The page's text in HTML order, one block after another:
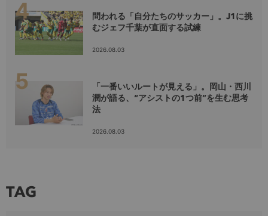
問われる「自分たちのサッカー」。J1に挑
むジェフ千葉が直面する試練
2026.08.03
「一番いいルートが見える」。岡山・西川
潤が語る、“アシストの1つ前”を生む思考
法
2026.08.03
TAG